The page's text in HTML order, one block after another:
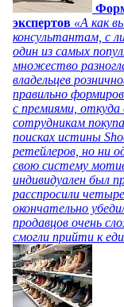
экспертов «А как
консультантам, с
один из самых
множество
владельцев
правильно
с премиями,
сотрудникам
поисках истины
ретейлеров, но ни
свою систему
индивидуален был
расспросили
окончательно
продавцов очень
смогли прийти к